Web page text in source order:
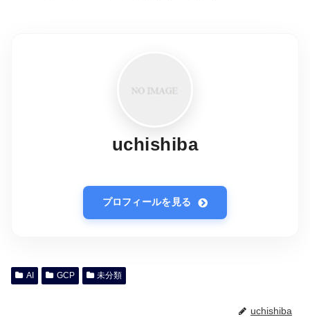
uchishiba
プロフィールを見る
AI GCP 未分類
uchishiba